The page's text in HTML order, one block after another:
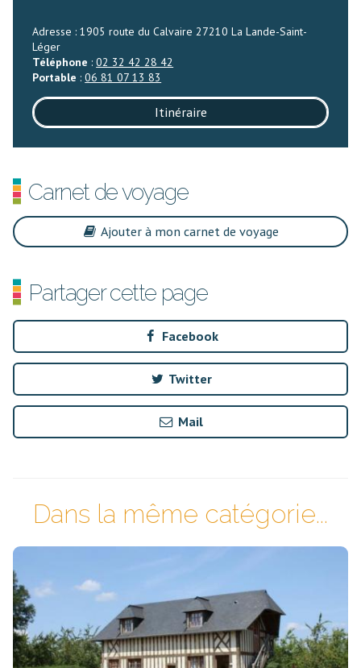
Adresse : 1905 route du Calvaire 27210 La Lande-Saint-
Léger
Téléphone :02 32 42 28 42
Portable :06 81 07 13 83
Itinéraire
Carnet de voyage
Ajouter à mon carnet de voyage
Partager cette page
Facebook
Twitter
Mail
Dans la même catégorie...